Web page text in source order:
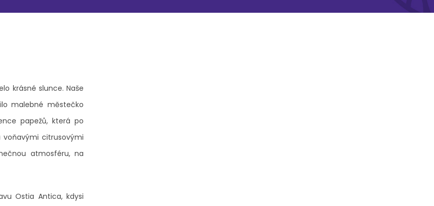
krásné slunce. Naše
malebné městečko
papežů, která po
voňavými citrusovými
atmosféru, na
Ostia Antica, kdysi